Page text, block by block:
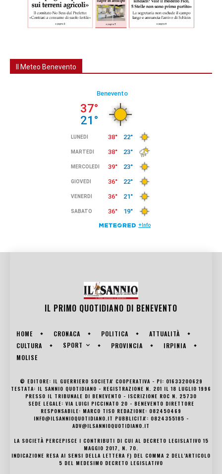
Il Meteo Benevento
IL PRIMO QUOTIDIANO DI BENEVENTO
HOME CRONACA POLITICA
ATTUALITÀ
CULTURA
SPORT PROVINCIA
IRPINIA
MOLISE
© EDITORE: IL GUERRIERO SOCIETA' COOPERATIVA - PI: 01633200629
TESTATA: IL SANNIO QUOTIDIANO - REGISTRAZIONE N. 201 IL 18 LUGLIO 1996
PRESSO IL TRIBUNALE DI BENEVENTO - ISCRIZIONE ROC N. 25730
SEDE LEGALE: VIA LUIGI PICCINATO 20 - BENEVENTO DIRETTORE
RESPONSABILE: MARCO TISO REDAZIONE: 082450469
INFO@ILSANNIOQUOTIDIANO.IT PUBBLICITA': 0824355185 -
ADV@ILSANNIOQUOTIDIANO.IT
LA SOCIETÀ PERCEPISCE I CONTRIBUTI DI CUI AL DECRETO LEGISLATIVO 15
MAGGIO 2017, N. 70.
INDICAZIONE RESA AI SENSI DELLA LETTERA F) DEL COMMA 2 DELL’ARTICOLO
5 DEL MEDESIMO DECRETO LEGISLATIVO